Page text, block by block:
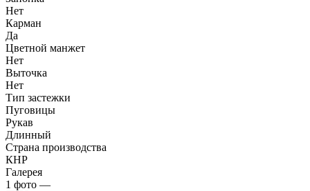
Нет
Карман
Да
Цветной манжет
Нет
Выточка
Нет
Тип застежки
Пуговицы
Рукав
Длинный
Страна производства
КНР
Галерея
1 фото —